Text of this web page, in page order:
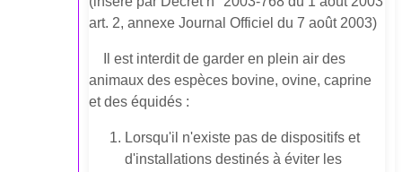
art. 2, annexe Journal Officiel du 7 août 2003)
Il est interdit de garder en plein air des
animaux des espèces bovine, ovine, caprine
et des équidés :
Lorsqu'il n'existe pas de dispositifs et
d'installations destinés à éviter les